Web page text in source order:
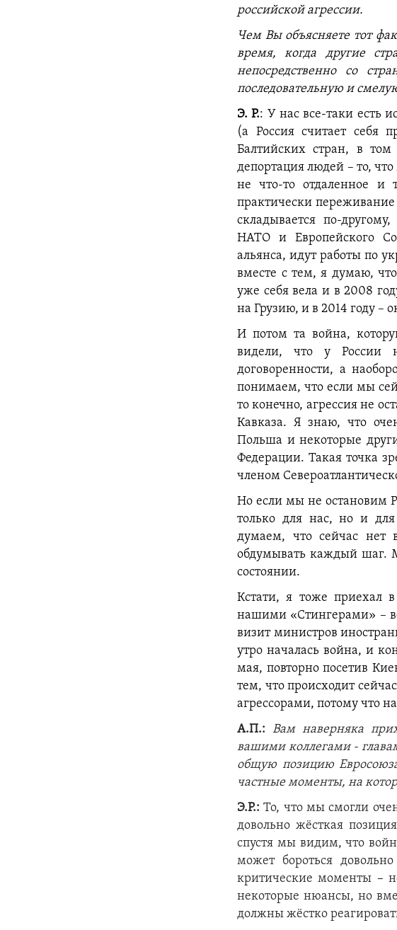
российской агрессии.
Чем Вы объясняете тот
время, когда другие
непосредственно со
последовательную и
Э. Р.: У нас все-таки есть
(а Россия считает себя
Балтийских стран, в
депортация людей – то,
не что-то отдаленное и
практически
складывается по-
НАТО и Европейского
альянса, идут работы по
вместе с тем, я думаю,
уже себя вела и в 2008
на Грузию, и в 2014 году –
И потом та война,
видели, что у России
договоренности, а
понимаем, что если мы
то конечно, агрессия не
Кавказа. Я знаю, что
Польша и некоторые
Федерации. Такая точка
членом
Но если мы не остановим
только для нас, но и
думаем, что сейчас нет
обдумывать каждый шаг.
состоянии.
Кстати, я тоже приехал
нашими «Стингерами» –
визит министров
утро началась война, и
мая, повторно посетив
тем, что происходит
агрессорами, потому что
А.П.: Вам наверняка
вашими коллегами -
общую позицию
частные моменты, на
Э.Р.:То, что мы смогли
довольно жёсткая
спустя мы видим, что
может бороться
критические моменты –
некоторые нюансы, но
должны жёстко